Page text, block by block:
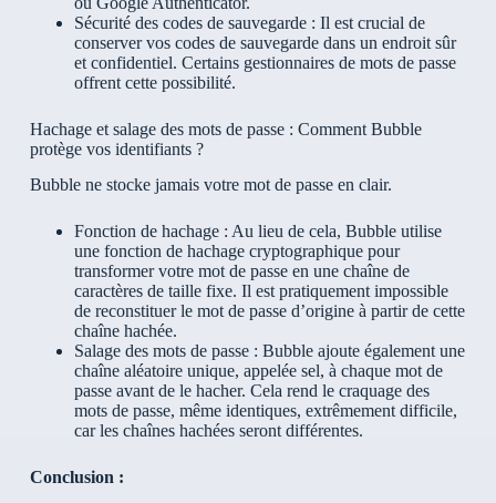
Sécurité des codes de sauvegarde : Il est crucial de
conserver vos codes de sauvegarde dans un endroit sûr
et confidentiel. Certains gestionnaires de mots de passe
offrent cette possibilité.
Hachage et salage des mots de passe : Comment Bubble
protège vos identifiants ?
Bubble ne stocke jamais votre mot de passe en clair.
Fonction de hachage : Au lieu de cela, Bubble utilise
une fonction de hachage cryptographique pour
transformer votre mot de passe en une chaîne de
caractères de taille fixe. Il est pratiquement impossible
de reconstituer le mot de passe d’origine à partir de cette
chaîne hachée.
Salage des mots de passe : Bubble ajoute également une
chaîne aléatoire unique, appelée sel, à chaque mot de
passe avant de le hacher. Cela rend le craquage des
mots de passe, même identiques, extrêmement difficile,
car les chaînes hachées seront différentes.
Conclusion :